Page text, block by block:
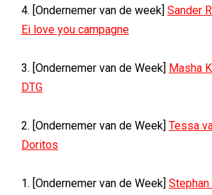
4. [Ondernemer van de week] Sander
Ei love you campagne
3. [Ondernemer van de Week] Masha
DTG
2. [Ondernemer van de Week] Tessa
Doritos
1. [Ondernemer van de Week]